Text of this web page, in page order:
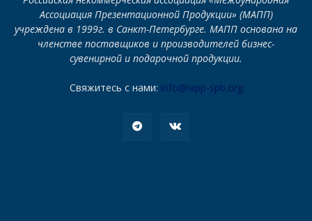
Ассоциация Презентационной Продукции» (МАПП)
учреждена в 1999г. в Санкт-Петербурге. МАПП основана на
членстве поставщиков и производителей бизнес-
сувенирной и подарочной продукции.
Свяжитесь с нами: info@iapp-spb.org